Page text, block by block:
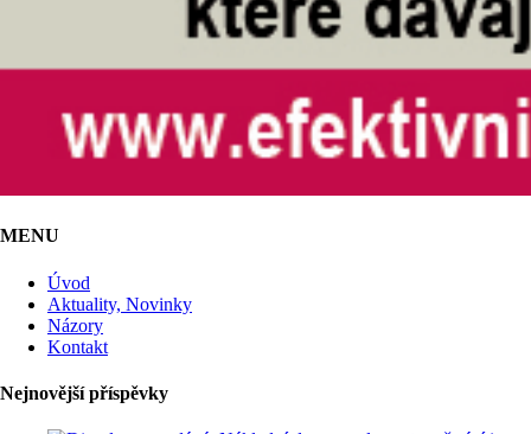
MENU
Úvod
Aktuality, Novinky
Názory
Kontakt
Nejnovější příspěvky